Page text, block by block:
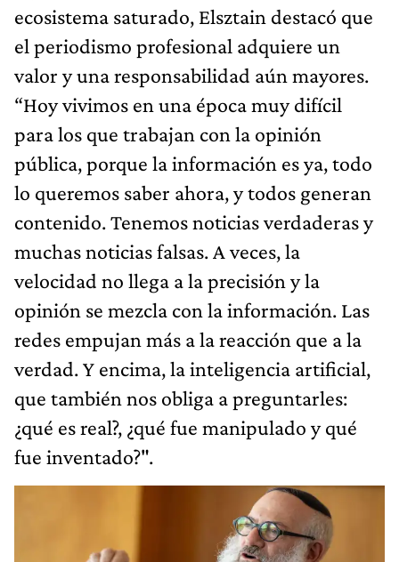
ecosistema saturado, Elsztain destacó que
el periodismo profesional adquiere un
valor y una responsabilidad aún mayores.
“Hoy vivimos en una época muy difícil
para los que trabajan con la opinión
pública, porque la información es ya, todo
lo queremos saber ahora, y todos generan
contenido. Tenemos noticias verdaderas y
muchas noticias falsas. A veces, la
velocidad no llega a la precisión y la
opinión se mezcla con la información. Las
redes empujan más a la reacción que a la
verdad. Y encima, la inteligencia artificial,
que también nos obliga a preguntarles:
¿qué es real?, ¿qué fue manipulado y qué
fue inventado?".